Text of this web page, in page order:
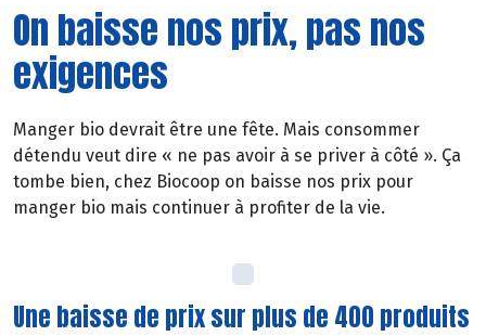
On baisse nos prix, pas nos
exigences
Manger bio devrait être une fête. Mais consommer
détendu veut dire « ne pas avoir à se priver à côté ». Ça
tombe bien, chez Biocoop on baisse nos prix pour
manger bio mais continuer à profiter de la vie.
Une baisse de prix sur plus de 400 produits